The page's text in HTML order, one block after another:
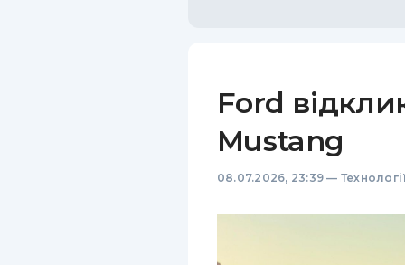
Ford
Mustang
08.07.2026, 23:39 —